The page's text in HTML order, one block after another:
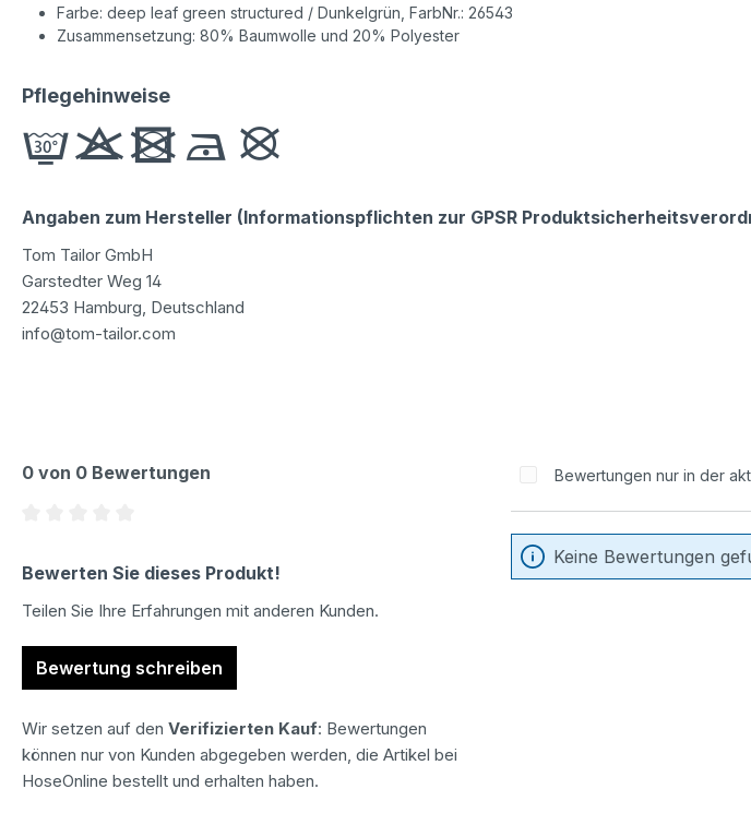
Farbe: deep leaf green structured / Dunkelgrün, FarbNr.: 26543
Zusammensetzung: 80% Baumwolle und 20% Polyester
Pflegehinweise
Angaben zum Hersteller (Informationspflichten zur GPSR
Tom Tailor GmbH
Garstedter Weg 14
22453 Hamburg, Deutschland
info@tom-tailor.com
0 von 0 Bewertungen
Bewerten Sie dieses Produkt!
Teilen Sie Ihre Erfahrungen mit anderen Kunden.
Bewertung schreiben
Wir setzen auf den Verifizierten Kauf: Bewertungen
können nur von Kunden abgegeben werden, die Artikel bei
HoseOnline bestellt und erhalten haben.
Bewertungen nur in der
Keine Bewertungen